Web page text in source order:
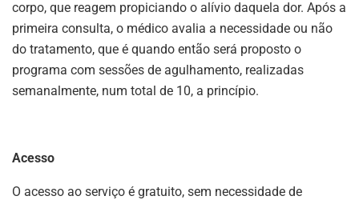
corpo, que reagem propiciando o alívio daquela dor. Após a
primeira consulta, o médico avalia a necessidade ou não
do tratamento, que é quando então será proposto o
programa com sessões de agulhamento, realizadas
semanalmente, num total de 10, a princípio.
Acesso
O acesso ao serviço é gratuito, sem necessidade de